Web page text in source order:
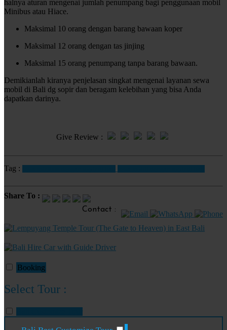
halnya aturan mengenai jumlah penumpang bagi penggunaan mobil
Minibus atau Hiace.
Maksimal 10 orang dengan barang bawaan koper
Maksimal 12 orang dengan tas jinjing
Maksimal 15 orang penumpang tanpa barang bawaan.
Demikianlah kiranya penjelasan singkat mengenai layanan sewa
mobil di Bali dg sopir dan beragam kelebihan yang bisa Anda
dapatkan darinya.
Give Review :
Tag :
Share To :
Contact :
Booking
Select Tour :